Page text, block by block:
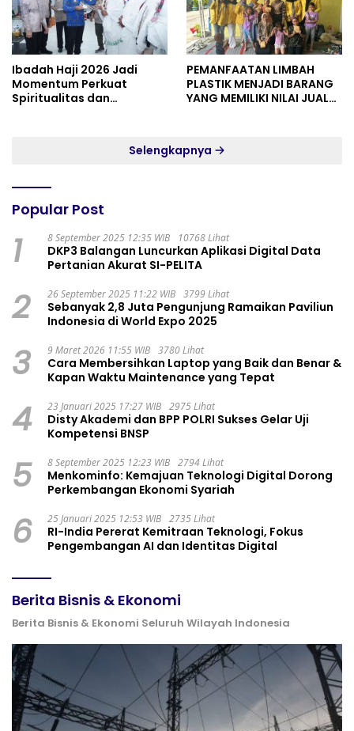
Ibadah Haji 2026 Jadi
Momentum Perkuat
Spiritualitas dan
PEMANFAATAN LIMBAH
PLASTIK MENJADI BARANG
YANG MEMILIKI NILAI JUAL
Selengkapnya
Popular Post
1 8 September 2025 12:35 WIB 10768 Lihat
DKP3 Balangan Luncurkan Aplikasi Digital Data
Pertanian Akurat SI-PELITA
2 26 September 2025 11:22 WIB 3799 Lihat
Sebanyak 2,8 Juta Pengunjung Ramaikan Paviliun
Indonesia di World Expo 2025
3 9 Maret 2026 11:55 WIB 3780 Lihat
Cara Membersihkan Laptop yang Baik dan Benar &
Kapan Waktu Maintenance yang Tepat
4 23 Januari 2025 17:27 WIB 2975 Lihat
Disty Akademi dan BPP POLRI Sukses Gelar Uji
Kompetensi BNSP
5 8 September 2025 12:23 WIB 2794 Lihat
Menkominfo: Kemajuan Teknologi Digital Dorong
Perkembangan Ekonomi Syariah
6 25 Januari 2025 12:53 WIB 2735 Lihat
RI-India Pererat Kemitraan Teknologi, Fokus
Pengembangan AI dan Identitas Digital
Berita Bisnis & Ekonomi
Berita Bisnis & Ekonomi Seluruh Wilayah Indonesia